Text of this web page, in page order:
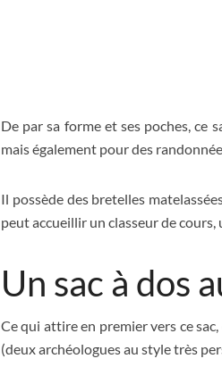
De par sa forme et ses poches, ce
mais également pour des
Il possède des bretelles
peut accueillir un classeur de
Un sac à dos
Ce qui attire en premier vers ce sac,
(deux archéologues au style très